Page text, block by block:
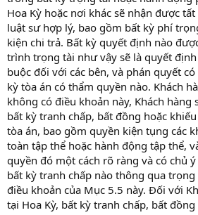
Hoa Kỳ hoặc nơi khác sẽ nhận được
luật sư hợp lý, bao gồm bất kỳ phí
kiện chi trả. Bất kỳ quyết định nào
trình trọng tài như vậy sẽ là quyết
buộc đối với các bên, và phán quyết
kỳ tòa án có thẩm quyền nào. Khách
không có điều khoản này, Khách hàng
bất kỳ tranh chấp, bất đồng hoặc
tòa án, bao gồm quyền kiện tụng các
toàn tập thể hoặc hành động tập thể,
quyền đó một cách rõ ràng và có chủ
bất kỳ tranh chấp nào thông qua
điều khoản của Mục 5.5 này. Đối với
tại Hoa Kỳ, bất kỳ tranh chấp, bất